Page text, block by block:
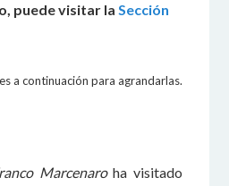
puede visitar laSección
a continuación para agrandarlas.
Marcenaroha visitado